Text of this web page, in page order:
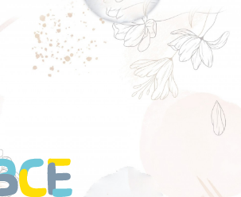
Перейти
к
содержанию